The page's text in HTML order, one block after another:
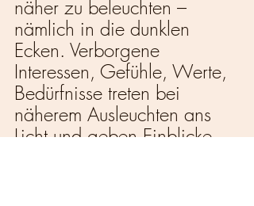
näher zu beleuchten –
nämlich in die dunklen
Ecken. Verborgene
Interessen, Gefühle, Werte,
Bedürfnisse treten bei
näherem Ausleuchten ans
Licht und geben Einblicke